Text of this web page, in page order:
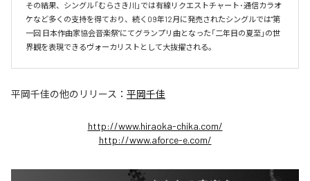
その結果、シングル「むらさき川」では有線リクエストチャート･通信カラオ
ケなど多くの支持を得ており、続く09年12月に発売されたシングルでは"第
一回 日本作曲家協会音楽祭"にてグランプリ曲となった「二年目の夏至」の世
界観を表現できるヴォーカリストとして大抜擢される。
平岡千佳の他のリリース： 平岡千佳
http://www.hiraoka-chika.com/
http://www.aforce-e.com/